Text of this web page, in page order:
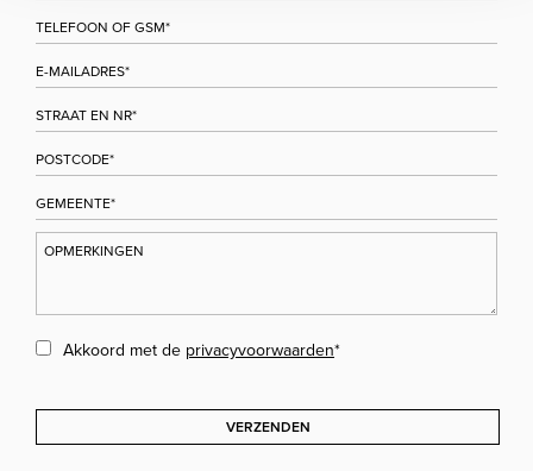
Akkoord met de privacyvoorwaarden*
VERZENDEN